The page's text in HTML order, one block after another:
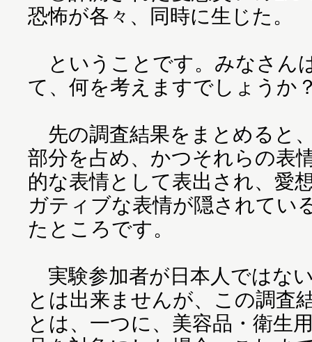
恐怖が各々、同時に生じた。
ということです。みなさん
て、何を考えますでしょうか
先の調査結果をまとめると
部分を占め、かつそれらの表
的な表情として表出され、愛
ガティブな表情が隠されてい
たところです。
実験参加者が日本人ではな
とは出来ませんが、この調査
とは、一つに、美容品・衛生